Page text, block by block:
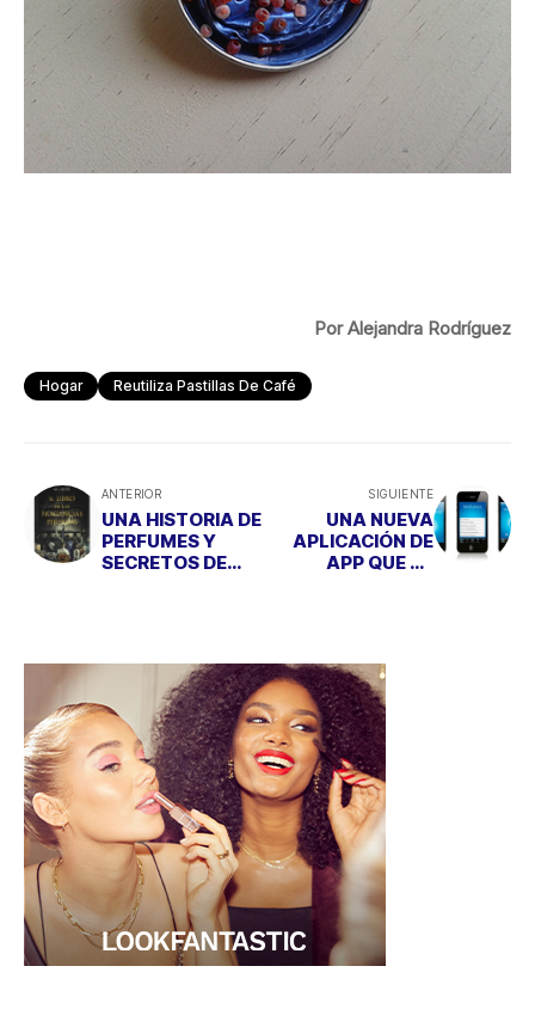
Por Alejandra Rodríguez
Hogar Reutiliza Pastillas De Café
ANTERIOR
UNA HISTORIA DE
PERFUMES Y
SECRETOS DE
SIGUIENTE
UNA NUEVA
APLICACIÓN DE
APP QUE TE